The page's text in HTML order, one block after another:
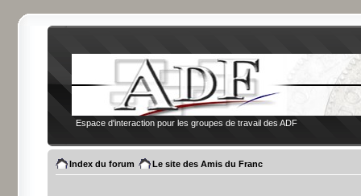
Espace d'interaction pour les groupes de travail des ADF
Index du forum Le site des Amis du Franc